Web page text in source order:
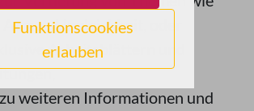
Funktionscookies
erlauben
Ungleichheit, oder
Arbeitsblättern und
weiteren Informationen und